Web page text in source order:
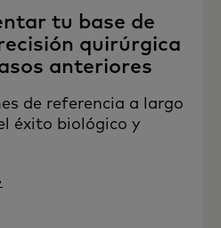
tu base de
quirúrgica
anteriores
de referencia a largo
éxito biológico y